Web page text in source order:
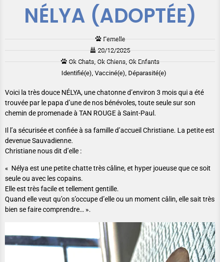
NÉLYA (ADOPTÉE)
Femelle
20/12/2025
Ok Chats, Ok Chiens, Ok Enfants
Identifié(e), Vacciné(e), Déparasité(e)
Voici la très douce NÉLYA, une chatonne d’environ 3 mois qui a été
trouvée par le papa d’une de nos bénévoles, toute seule sur son
chemin de promenade à TAN ROUGE à Saint-Paul.
Il l’a sécurisée et confiée à sa famille d’accueil Christiane. La petite est
devenue Sauvadienne.
Christiane nous dit d’elle :
« Nélya est une petite chatte très câline, et hyper joueuse que ce soit
seule ou avec les copains.
Elle est très facile et tellement gentille.
Quand elle veut qu’on s’occupe d’elle ou un moment câlin, elle sait très
bien se faire comprendre… ».